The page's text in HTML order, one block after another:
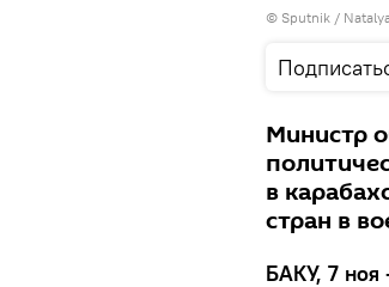
© Sputnik /
Министр
в
стран в
БАКУ, 7 ноя